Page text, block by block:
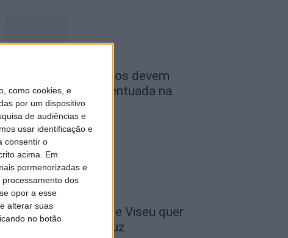
como cookies, e
por um dispositivo
de audiências e
usar identificação e
consentir o
acima. Em
pormenorizadas e
dos
opor a esse
alterar suas
no botão
Combustíveis: Preços devem
baixar de forma acentuada na
próxima semana
I Liga: Académico de Viseu quer
travar Benfica na Luz